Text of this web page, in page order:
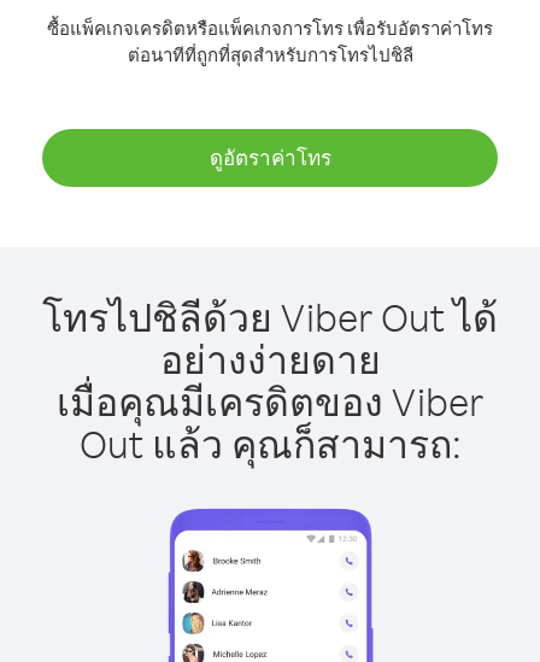
ซื้อแพ็คเกจเครดิตหรือแพ็คเกจการโทร เพื่อรับอัตราค่าโทร
ต่อนาทีที่ถูกที่สุดสำหรับการโทรไปชิลี
ดูอัตราค่าโทร
โทรไปชิลีด้วย Viber Out ได้
อย่างง่ายดาย
เมื่อคุณมีเครดิตของ Viber
Out แล้ว คุณก็สามารถ: